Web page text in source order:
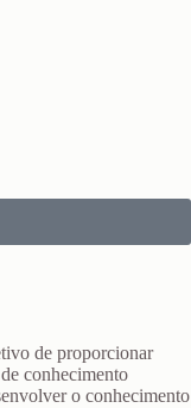
de proporcionar
conhecimento
o conhecimento